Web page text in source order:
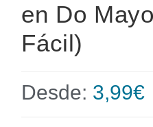
en Do
Fácil)
Desde: 3,99€